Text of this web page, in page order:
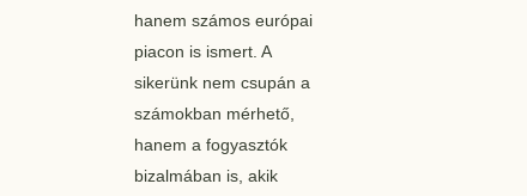
hanem számos európai
piacon is ismert. A
sikerünk nem csupán a
számokban mérhető,
hanem a fogyasztók
bizalmában is, akik